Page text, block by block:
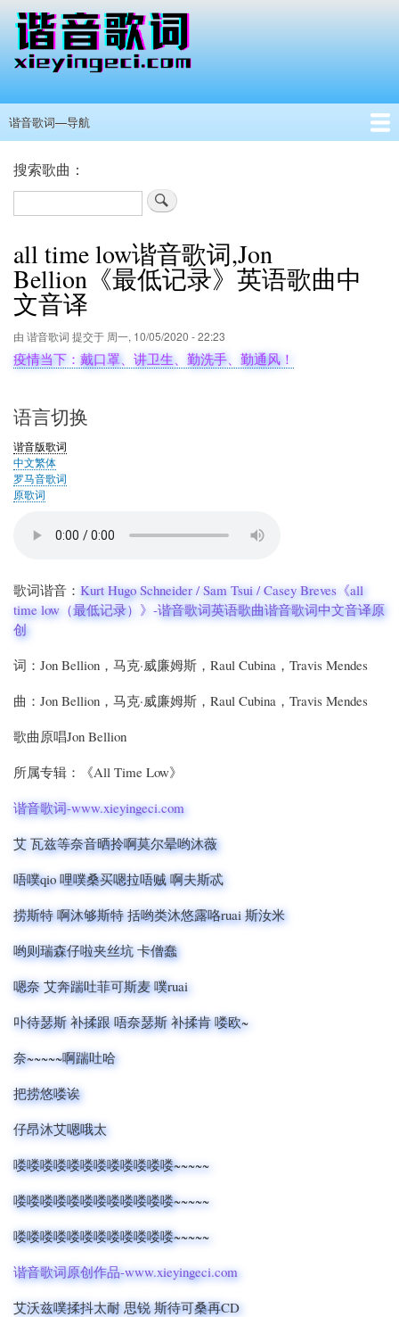
内
主
航
谐音歌词—导航
首页
港澳台男歌手
港澳台女歌手
其他国家歌手
抖音热门
所有歌手
歌手分类
留言板
搜索歌曲：
索
all time low谐音歌词,Jon
Bellion《最低记录》英语歌曲中
文音译
由 谐音歌词 提交于 周一, 10/05/2020 - 22:23
疫情当下：戴口罩、讲卫生、勤洗手、勤通风！
语言切换
谐音版歌词
中文繁体
罗马音歌词
原歌词
歌词谐音： Kurt Hugo Schneider / Sam Tsui / Casey Breves《all
time low（最低记录）》-谐音歌词英语歌曲谐音歌词中文音译原
创
词：Jon Bellion，马克·威廉姆斯，Raul Cubina，Travis Mendes
曲：Jon Bellion，马克·威廉姆斯，Raul Cubina，Travis Mendes
歌曲原唱Jon Bellion
所属专辑：《All Time Low》
谐音歌词-www.xieyingeci.com
艾 瓦兹等奈音晒拎啊莫尔晕哟沐薇
唔噗qio 哩噗桑买嗯拉唔贼 啊夫斯忒
捞斯特 啊沐够斯特 括哟类沐悠露咯ruai 斯汝米
哟则瑞森仔啦夹丝坑 卡僧蠢
嗯奈 艾奔踹吐菲可斯麦 噗ruai
卟待瑟斯 补揉跟 唔奈瑟斯 补揉肯 喽欧~
奈~~~~~啊踹吐哈
把捞悠喽诶
仔昂沐艾嗯哦太
喽喽喽喽喽喽喽喽喽喽喽喽~~~~~
喽喽喽喽喽喽喽喽喽喽喽喽~~~~~
喽喽喽喽喽喽喽喽喽喽喽喽~~~~~
谐音歌词原创作品-www.xieyingeci.com
艾沃兹噗揉抖太耐 思锐 斯待可桑再CD